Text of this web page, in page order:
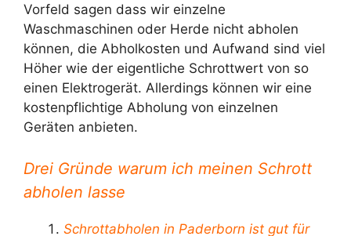
Vorfeld sagen dass wir einzelne
Waschmaschinen oder Herde nicht abholen
können, die Abholkosten und Aufwand sind viel
Höher wie der eigentliche Schrottwert von so
einen Elektrogerät. Allerdings können wir eine
kostenpflichtige Abholung von einzelnen
Geräten anbieten.
Drei Gründe warum ich meinen Schrott
abholen lasse
Schrottabholen in Paderborn ist gut für